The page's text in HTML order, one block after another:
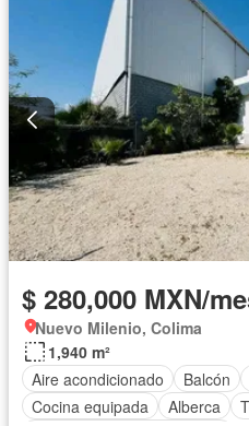
$ 280,000 MXN/
Nuevo Milenio, Colima
1,940 m²
Aire acondicionado
Balcón
Cocina equipada
Alberca